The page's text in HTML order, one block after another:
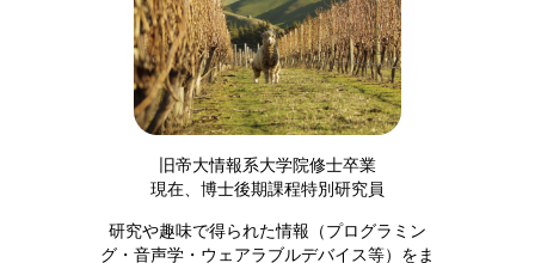
旧帝大情報系大学院修士卒業
現在、博士後期課程特別研究員
研究や趣味で得られた情報（プログラミン
グ・音声学・ウェアラブルデバイス等）をま